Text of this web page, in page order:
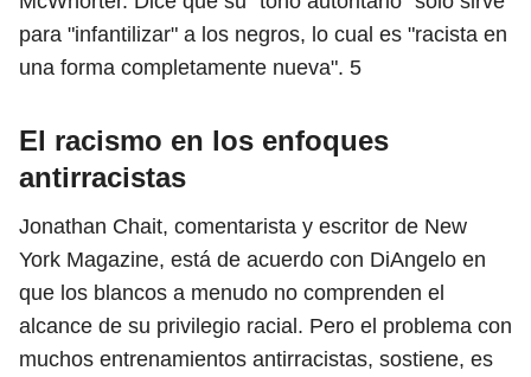
para "infantilizar" a los negros, lo cual es "racista en
una forma completamente nueva". 5
El racismo en los enfoques
antirracistas
Jonathan Chait, comentarista y escritor de New
York Magazine, está de acuerdo con DiAngelo en
que los blancos a menudo no comprenden el
alcance de su privilegio racial. Pero el problema con
muchos entrenamientos antirracistas, sostiene, es